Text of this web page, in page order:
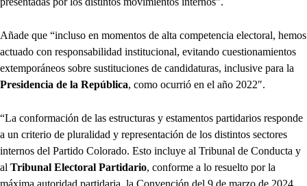
Añade que “incluso en momentos de alta competencia electoral, hemos
actuado con responsabilidad institucional, evitando cuestionamientos
extemporáneos sobre sustituciones de candidaturas, inclusive para la
Presidencia de la República, como ocurrió en el año 2022″.
“La conformación de las estructuras y estamentos partidarios responde
a un criterio de pluralidad y representación de los distintos sectores
internos del Partido Colorado. Esto incluye al Tribunal de Conducta y
al Tribunal Electoral Partidario, conforme a lo resuelto por la